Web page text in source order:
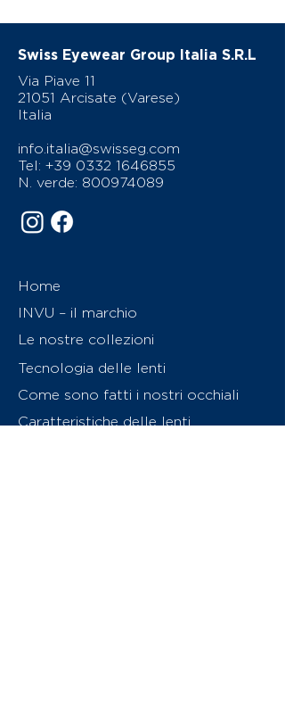
Swiss Eyewear Group Italia S.R.L
Via Piave 11
21051 Arcisate (Varese)
Italia
info.italia@swisseg.com
Tel: +39 0332 1646855
N. verde: 800974089
Home
INVU – il marchio
Le nostre collezioni
Tecnologia delle lenti
Come sono fatti i nostri occhiali
Caratteristiche delle lenti